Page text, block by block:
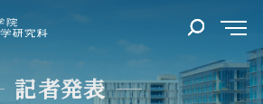
記者発表